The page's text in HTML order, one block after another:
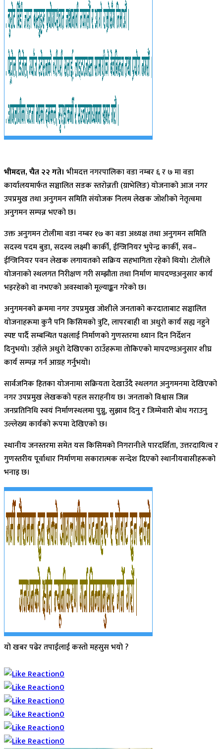
भीमदत्त, चैत २२ गते। भीमदत्त नगरपालिका वडा नम्बर ६ र ७ मा वडा
कार्यालयमार्फत सञ्चालित सडक स्तरोन्नती (ग्राभेलिङ) योजनाको आज नगर
उपप्रमुख तथा अनुगमन समिति संयोजक निलम लेखक जोशीको नेतृत्वमा
अनुगमन सम्पन्न भएको छ।
उक्त अनुगमन टोलीमा वडा नम्बर १७ का वडा अध्यक्ष तथा अनुगमन समिति
सदस्य पदम बुडा, सदस्य लक्ष्मी कार्की, ईन्जिनियर भुपेन्द्र कार्की, सव–
ईन्जिनियर पवन लेखक लगायतको सक्रिय सहभागिता रहेको थियो। टोलीले
योजनाको स्थलगत निरीक्षण गरी सम्झौता तथा निर्माण मापदण्डअनुसार कार्य
भइरहेको वा नभएको अवस्थाको मूल्याङ्कन गरेको छ।
अनुगमनको क्रममा नगर उपप्रमुख जोशीले जनताको करदाताबाट सञ्चालित
योजनाहरूमा कुनै पनि किसिमको त्रुटि, लापरबाही वा अधुरो कार्य सह्य नहुने
स्पष्ट पार्दै सम्बन्धित पक्षलाई निर्माणको गुणस्तरमा ध्यान दिन निर्देशन
दिनुभयो। उहाँले अधुरो देखिएका ठाउँहरूमा तोकिएको मापदण्डअनुसार शीघ्र
कार्य सम्पन्न गर्न आग्रह गर्नुभयो।
सार्वजनिक हितका योजनामा सक्रियता देखाउँदै स्थलगत अनुगमनमा देखिएको
नगर उपप्रमुख लेखकको पहल सराहनीय छ। जनताको विश्वास जित्न
जनप्रतिनिधि स्वयं निर्माणस्थलमा पुग्नु, सुझाव दिनु र जिम्मेवारी बोध गराउनु
उल्लेख्य कार्यको रूपमा देखिएको छ।
स्थानीय जनस्तरमा समेत यस किसिमको निगरानीले पारदर्शिता, उत्तरदायित्व र
गुणस्तरीय पूर्वाधार निर्माणमा सकारात्मक सन्देश दिएको स्थानीयवासीहरूको
भनाइ छ।
यो खबर पढेर तपाईलाई कस्तो महसुस भयो ?
0
0
0
0
0
0